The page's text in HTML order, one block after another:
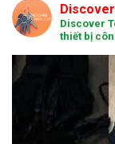
Discover
thiết bị